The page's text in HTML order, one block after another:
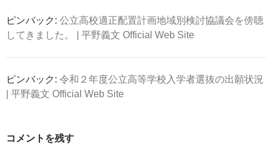
ピンバック: 公立高校適正配置計画地域別検討協議会を傍聴
してきました。 | 平野義文 Official Web Site
ピンバック: 令和２年度公立高等学校入学者選抜の出願状況
| 平野義文 Official Web Site
コメントを残す